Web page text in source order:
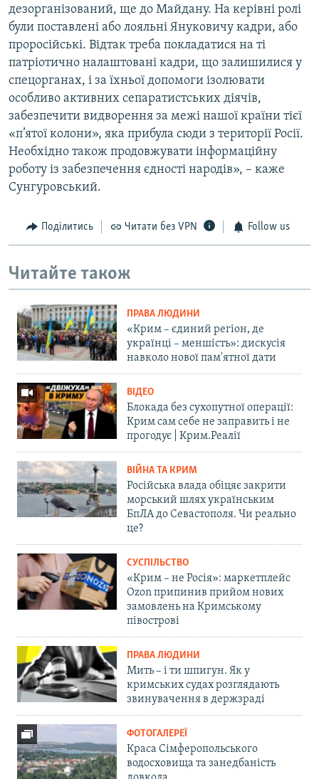
дезорганізований, ще до Майдану. На керівні ролі
були поставлені або лояльні Януковичу кадри, або
проросійські. Відтак треба покладатися на ті
патріотично налаштовані кадри, що залишилися у
спецорганах, і за їхньої допомоги ізолювати
особливо активних сепаратистських діячів,
забезпечити видворення за межі нашої країни тієї
«п’ятої колони», яка прибула сюди з території Росії.
Необхідно також продовжувати інформаційну
роботу із забезпечення єдності народів», – каже
Сунгуровський.
Поділитись Читати без VPN Follow us
Читайте також
ПРАВА ЛЮДИНИ
«Крим – єдиний регіон, де
українці – меншість»: дискусія
навколо нової пам'ятної дати
ВІДЕО
Блокада без сухопутної операції:
Крим сам себе не заправить і не
прогодує | Крим.Реалії
ВІЙНА ТА КРИМ
Російська влада обіцяє закрити
морський шлях українським
БпЛА до Севастополя. Чи реально
це?
СУСПІЛЬСТВО
«Крим – не Росія»: маркетплейс
Ozon припинив прийом нових
замовлень на Кримському
півострові
ПРАВА ЛЮДИНИ
Мить – і ти шпигун. Як у
кримських судах розглядають
звинувачення в держзраді
ФОТОГАЛЕРЕЇ
Краса Сімферопольського
водосховища та занедбаність